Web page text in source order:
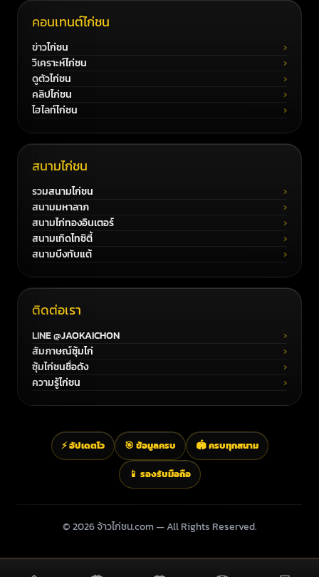
คอนเทนต์ไก่ชน
ข่าวไก่ชน
วิเคราะห์ไก่ชน
ดูตัวไก่ชน
คลิปไก่ชน
ไฮไลท์ไก่ชน
สนามไก่ชน
รวมสนามไก่ชน
สนามมหาลาภ
สนามไก่ทองอินเตอร์
สนามเทิดไทซิตี้
สนามบึงทับแต้
ติดต่อเรา
LINE @JAOKAICHON
สัมภาษณ์ซุ้มไก่
ซุ้มไก่ชนชื่อดัง
ความรู้ไก่ชน
⚡ อัปเดตไว 🎯 ข้อมูลครบ 🏟️ ครบทุกสนาม
📱 รองรับมือถือ
© 2026 จ้าวไก่ชน.com — All Rights Reserved.